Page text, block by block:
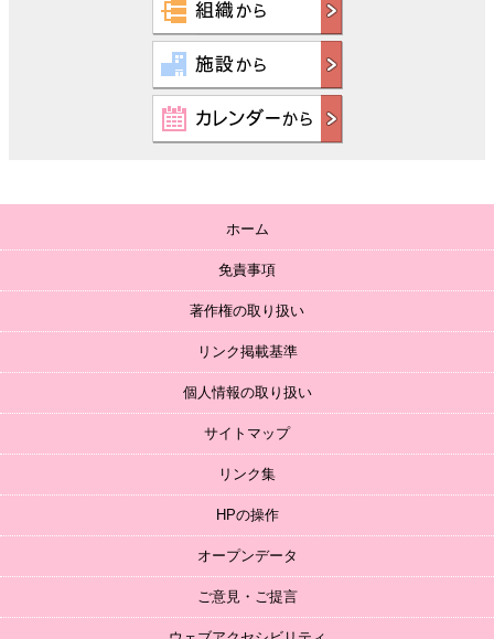
ホーム
免責事項
著作権の取り扱い
リンク掲載基準
個人情報の取り扱い
サイトマップ
リンク集
HPの操作
オープンデータ
ご意見・ご提言